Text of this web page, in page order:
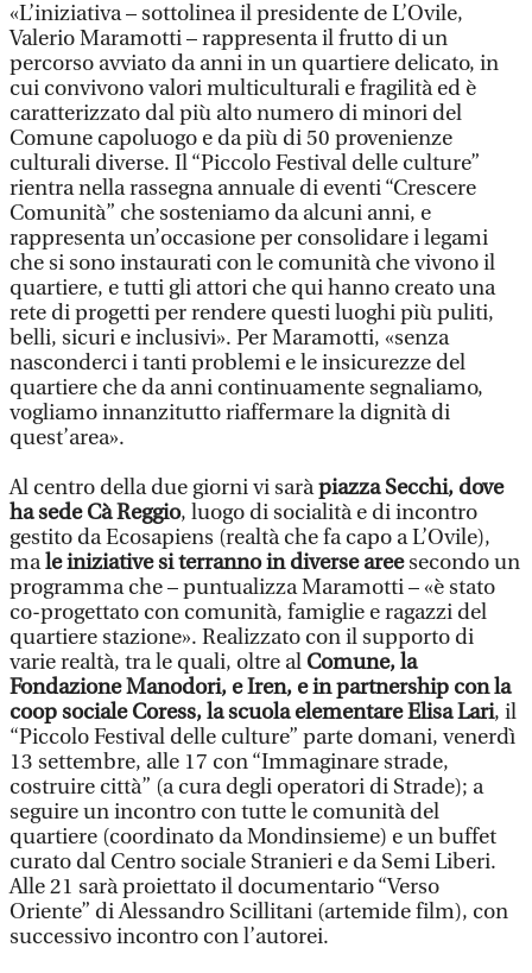
«L’iniziativa – sottolinea il presidente de L’Ovile,
Valerio Maramotti – rappresenta il frutto di un
percorso avviato da anni in un quartiere delicato, in
cui convivono valori multiculturali e fragilità ed è
caratterizzato dal più alto numero di minori del
Comune capoluogo e da più di 50 provenienze
culturali diverse. Il “Piccolo Festival delle culture”
rientra nella rassegna annuale di eventi “Crescere
Comunità” che sosteniamo da alcuni anni, e
rappresenta un’occasione per consolidare i legami
che si sono instaurati con le comunità che vivono il
quartiere, e tutti gli attori che qui hanno creato una
rete di progetti per rendere questi luoghi più puliti,
belli, sicuri e inclusivi». Per Maramotti, «senza
nasconderci i tanti problemi e le insicurezze del
quartiere che da anni continuamente segnaliamo,
vogliamo innanzitutto riaffermare la dignità di
quest’area».
Al centro della due giorni vi saràpiazza Secchi, dove
ha sede Cà Reggio, luogo di socialità e di incontro
gestito da Ecosapiens (realtà che fa capo a L’Ovile),
male iniziative si terranno in diverse areesecondo un
programma che – puntualizza Maramotti – «è stato
co-progettato con comunità, famiglie e ragazzi del
quartiere stazione». Realizzato con il supporto di
varie realtà, tra le quali, oltre al Comune, la
Fondazione Manodori, e Iren, e in partnership con la
coop sociale Coress, la scuola elementare Elisa Lari, il
“Piccolo Festival delle culture” parte domani, venerdì
13 settembre, alle 17 con “Immaginare strade,
costruire città” (a cura degli operatori di Strade); a
seguire un incontro con tutte le comunità del
quartiere (coordinato da Mondinsieme) e un buffet
curato dal Centro sociale Stranieri e da Semi Liberi.
Alle 21 sarà proiettato il documentario “Verso
Oriente” di Alessandro Scillitani (artemide film), con
successivo incontro con l’autorei.